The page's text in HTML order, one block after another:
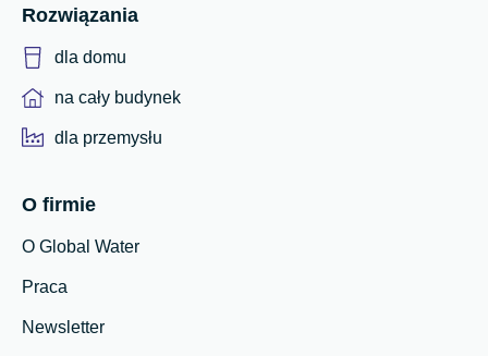
Rozwiązania
dla domu
na cały budynek
dla przemysłu
O firmie
O Global Water
Praca
Newsletter